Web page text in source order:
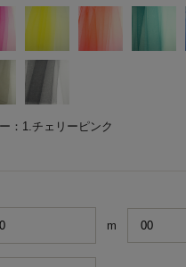
：1.チェリーピンク
m